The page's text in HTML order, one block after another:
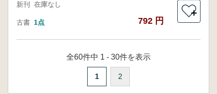
新刊 在庫なし
古書 1点 792 円
＋
全60件中 1 - 30件を表示
1 2